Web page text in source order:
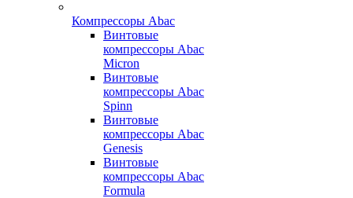
Компрессоры Abac
Винтовые
компрессоры Abac
Micron
Винтовые
компрессоры Abac
Spinn
Винтовые
компрессоры Abac
Genesis
Винтовые
компрессоры Abac
Formula